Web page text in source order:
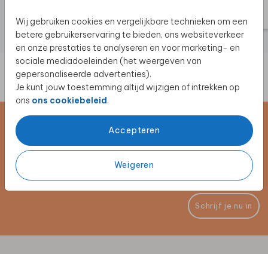
Wij gebruiken cookies en vergelijkbare technieken om een
betere gebruikerservaring te bieden, ons websiteverkeer
en onze prestaties te analyseren en voor marketing- en
sociale mediadoeleinden (het weergeven van
gepersonaliseerde advertenties).
Je kunt jouw toestemming altijd wijzigen of intrekken op
ons ons cookiebeleid.
Accepteren
Weigeren
Schrijf je in voor de nieuwsbrief
Blijf op de hoogte van alle nieuwe producten, (win)acties en
unieke samenwerkingen!
Schrijf je nu in